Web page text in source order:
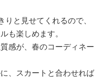
と見せてくれるので、
も楽しめます。
感が、春のコーディネー
、スカートと合わせれば